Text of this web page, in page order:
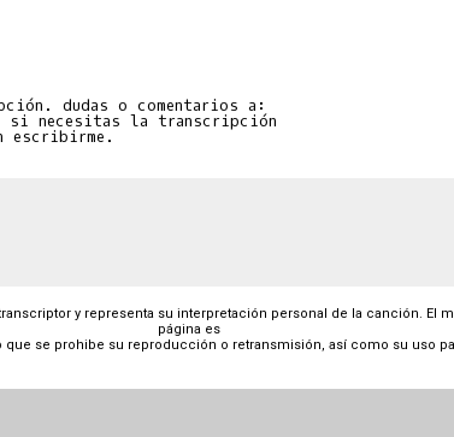
dudas o comentarios a:
o si necesitas la transcripción
y representa su interpretación personal de la canción. El
página es
que se prohibe su reproducción o retransmisión, así como su uso